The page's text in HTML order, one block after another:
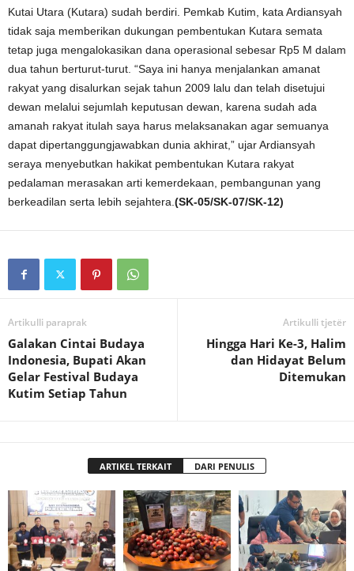
Kutai Utara (Kutara) sudah berdiri. Pemkab Kutim, kata Ardiansyah
tidak saja memberikan dukungan pembentukan Kutara semata
tetap juga mengalokasikan dana operasional sebesar Rp5 M dalam
dua tahun berturut-turut. “Saya ini hanya menjalankan amanat
rakyat yang disalurkan sejak tahun 2009 lalu dan telah disetujui
dewan melalui sejumlah keputusan dewan, karena sudah ada
amanah rakyat itulah saya harus melaksanakan agar semuanya
dapat dipertanggungjawabkan dunia akhirat,” ujar Ardiansyah
seraya menyebutkan hakikat pembentukan Kutara rakyat
pedalaman merasakan arti kemerdekaan, pembangunan yang
berkeadilan serta lebih sejahtera. (SK-05/SK-07/SK-12)
Artikulli paraprak
Galakan Cintai Budaya
Indonesia, Bupati Akan
Gelar Festival Budaya
Kutim Setiap Tahun
Artikulli tjetër
Hingga Hari Ke-3, Halim
dan Hidayat Belum
Ditemukan
ARTIKEL TERKAIT DARI PENULIS